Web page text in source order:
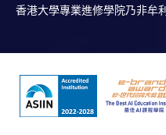
香港大學專業進修學院乃非牟